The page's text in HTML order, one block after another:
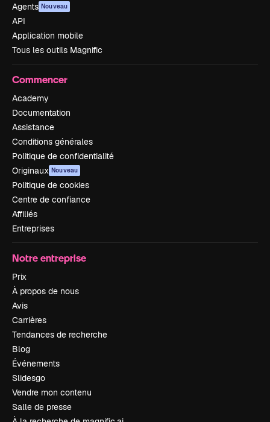
Agents Nouveau
API
Application mobile
Tous les outils Magnific
Commencer
Academy
Documentation
Assistance
Conditions générales
Politique de confidentialité
Originaux Nouveau
Politique de cookies
Centre de confiance
Affiliés
Entreprises
Notre entreprise
Prix
À propos de nous
Avis
Carrières
Tendances de recherche
Blog
Événements
Slidesgo
Vendre mon contenu
Salle de presse